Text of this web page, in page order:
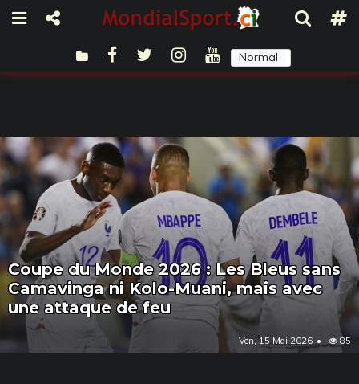
Normal
Coupe du Monde 2026 : Les Bleus sans
Camavinga ni Kolo-Muani, mais avec
une attaque de feu
Ven, 15 Mai 2026 85